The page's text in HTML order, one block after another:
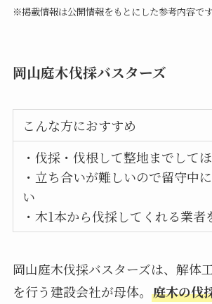
※掲載情報は公開情報をもとにした参考内容です
岡山庭木伐採バスターズ
こんな方におすすめ
・伐採・伐根して整地までして
・立ち合いが難しいので留守中
い
・木1本から伐採してくれる業者
岡山庭木伐採バスターズは、解体
を行う建設会社が母体。 庭木の伐